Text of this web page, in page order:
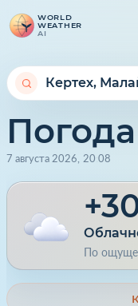
WORLD
WEATHER
AI
7 августа 2026 20 08
По